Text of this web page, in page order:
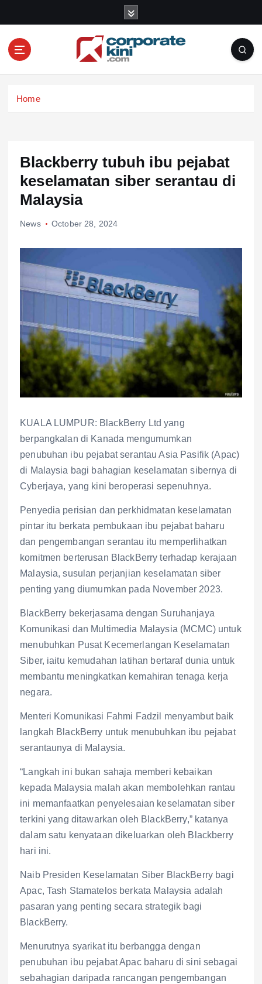
o
Home
Blackberry tubuh ibu pejabat
keselamatan siber serantau di
Malaysia
News October 28, 2024
KUALA LUMPUR: BlackBerry Ltd yang
berpangkalan di Kanada mengumumkan
penubuhan ibu pejabat serantau Asia Pasifik (Apac)
di Malaysia bagi bahagian keselamatan sibernya di
Cyberjaya, yang kini beroperasi sepenuhnya.
Penyedia perisian dan perkhidmatan keselamatan
pintar itu berkata pembukaan ibu pejabat baharu
dan pengembangan serantau itu memperlihatkan
komitmen berterusan BlackBerry terhadap kerajaan
Malaysia, susulan perjanjian keselamatan siber
penting yang diumumkan pada November 2023.
BlackBerry bekerjasama dengan Suruhanjaya
Komunikasi dan Multimedia Malaysia (MCMC) untuk
menubuhkan Pusat Kecemerlangan Keselamatan
Siber, iaitu kemudahan latihan bertaraf dunia untuk
membantu meningkatkan kemahiran tenaga kerja
negara.
Menteri Komunikasi Fahmi Fadzil menyambut baik
langkah BlackBerry untuk menubuhkan ibu pejabat
serantaunya di Malaysia.
“Langkah ini bukan sahaja memberi kebaikan
kepada Malaysia malah akan membolehkan rantau
ini memanfaatkan penyelesaian keselamatan siber
terkini yang ditawarkan oleh BlackBerry,” katanya
dalam satu kenyataan dikeluarkan oleh Blackberry
hari ini.
Naib Presiden Keselamatan Siber BlackBerry bagi
Apac, Tash Stamatelos berkata Malaysia adalah
pasaran yang penting secara strategik bagi
BlackBerry.
Menurutnya syarikat itu berbangga dengan
penubuhan ibu pejabat Apac baharu di sini sebagai
sebahagian daripada rancangan pengembangan